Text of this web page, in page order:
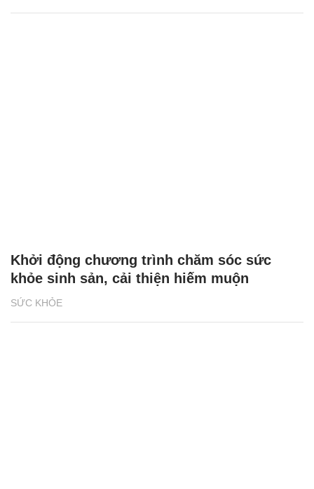
SỨC KHỎE
Khởi động chương trình chăm sóc sức
khỏe sinh sản, cải thiện hiếm muộn